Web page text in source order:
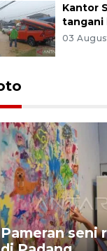
Kantor
tangani
03
Pameran seni